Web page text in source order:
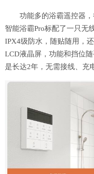
功能多的浴霸遥控器
智能浴霸Pro标配了一只无
IPX4级防水，随贴随用，
LCD液晶屏，功能和挡位
是长达2年，无需接线、充